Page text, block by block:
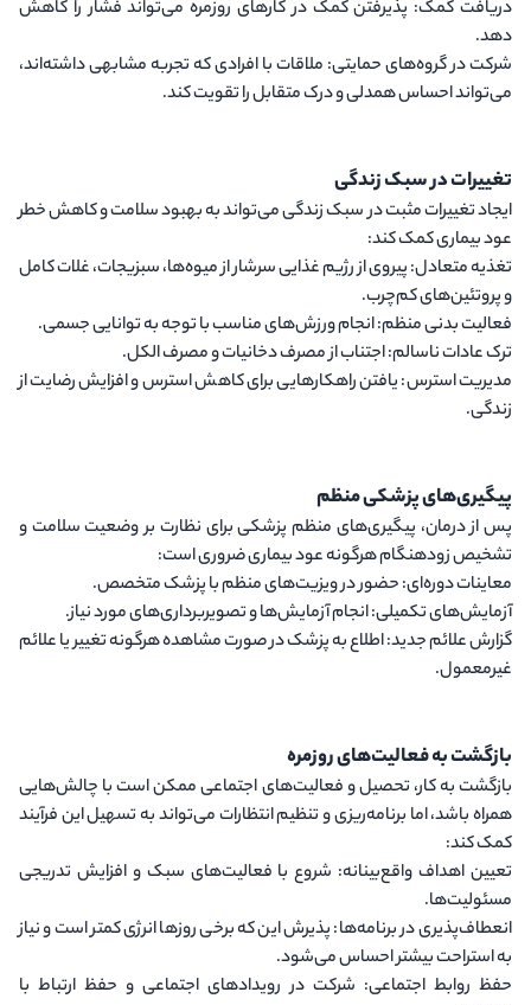
دریافت کمک: پذیرفتن کمک در کارهای روزمره می‌تواند فشار را کاهش
دهد.
شرکت در گروه‌های حمایتی: ملاقات با افرادی که تجربه مشابهی داشته‌اند،
می‌تواند احساس همدلی و درک متقابل را تقویت کند.
تغییرات در سبک زندگی
ایجاد تغییرات مثبت در سبک زندگی می‌تواند به بهبود سلامت و کاهش خطر
عود بیماری کمک کند:
تغذیه متعادل: پیروی از رژیم غذایی سرشار از میوه‌ها، سبزیجات، غلات کامل
و پروتئین‌های کم‌چرب.
فعالیت بدنی منظم: انجام ورزش‌های مناسب با توجه به توانایی جسمی.
ترک عادات ناسالم: اجتناب از مصرف دخانیات و مصرف الکل.
مدیریت استرس: یافتن راهکارهایی برای کاهش استرس و افزایش رضایت از
زندگی.
پیگیری‌های پزشکی منظم
پس از درمان، پیگیری‌های منظم پزشکی برای نظارت بر وضعیت سلامت و
تشخیص زودهنگام هرگونه عود بیماری ضروری است:
معاینات دوره‌ای: حضور در ویزیت‌های منظم با پزشک متخصص.
آزمایش‌های تکمیلی: انجام آزمایش‌ها و تصویربرداری‌های مورد نیاز.
گزارش علائم جدید: اطلاع به پزشک در صورت مشاهده هرگونه تغییر یا علائم
غیرمعمول.
بازگشت به فعالیت‌های روزمره
بازگشت به کار، تحصیل و فعالیت‌های اجتماعی ممکن است با چالش‌هایی
همراه باشد، اما برنامه‌ریزی و تنظیم انتظارات می‌تواند به تسهیل این فرآیند
کمک کند:
تعیین اهداف واقع‌بینانه: شروع با فعالیت‌های سبک و افزایش تدریجی
مسئولیت‌ها.
انعطاف‌پذیری در برنامه‌ها: پذیرش این که برخی روزها انرژی کمتر است و نیاز
به استراحت بیشتر احساس می‌شود.
حفظ روابط اجتماعی: شرکت در رویدادهای اجتماعی و حفظ ارتباط با